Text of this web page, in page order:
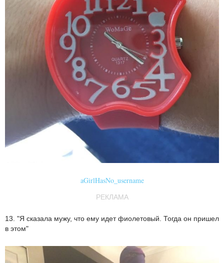
aGirlHasNo_username
РЕКЛАМА
13. "Я сказала мужу, что ему идет фиолетовый. Тогда он пришел
в этом"